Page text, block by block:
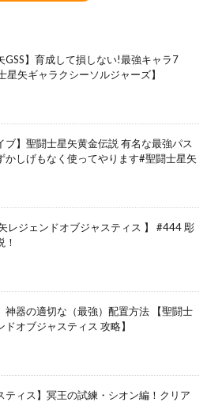
GSS】育成して損しない!最強キャラ7
矢ギャラクシーソルジャーズ】
ブ】聖闘士星矢黄金伝説 有名な最強パス
かしげもなく使ってやります#聖闘士星矢
矢レジェンドオブジャスティス 】 #444 彫
！
神器の適切な（最強）配置方法 【聖闘士
ドオブジャスティス 攻略】
ティス】冥王の試練・シオン編！クリア